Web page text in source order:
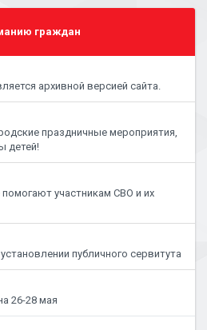
граждан
архивной версией сайта.
праздничные мероприятия,
детей!
участникам СВО и их
публичного сервитута
26-28 мая